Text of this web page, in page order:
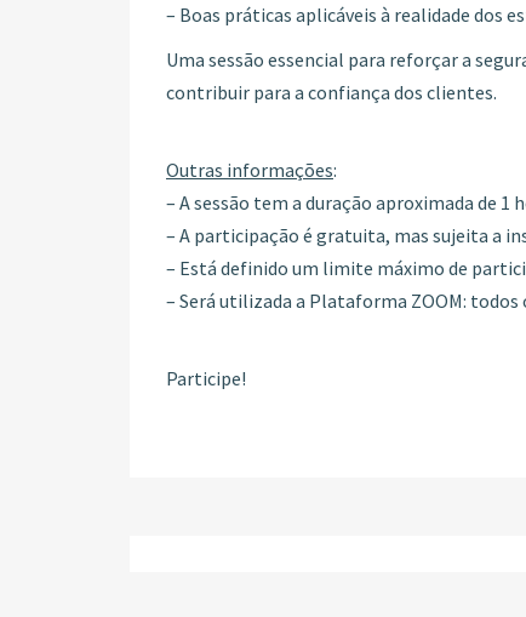
– Boas práticas aplicáveis à realidade dos
Uma sessão essencial para reforçar a
contribuir para a confiança dos clientes.
Outras informações:
– A sessão tem a duração aproximada de 1
– A participação é gratuita, mas sujeita a
– Está definido um limite máximo de
– Será utilizada a Plataforma ZOOM:
Participe!